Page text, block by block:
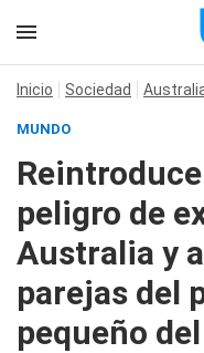
Inicio Sociedad
MUNDO
peligro de
Australia y
parejas del
pequeño